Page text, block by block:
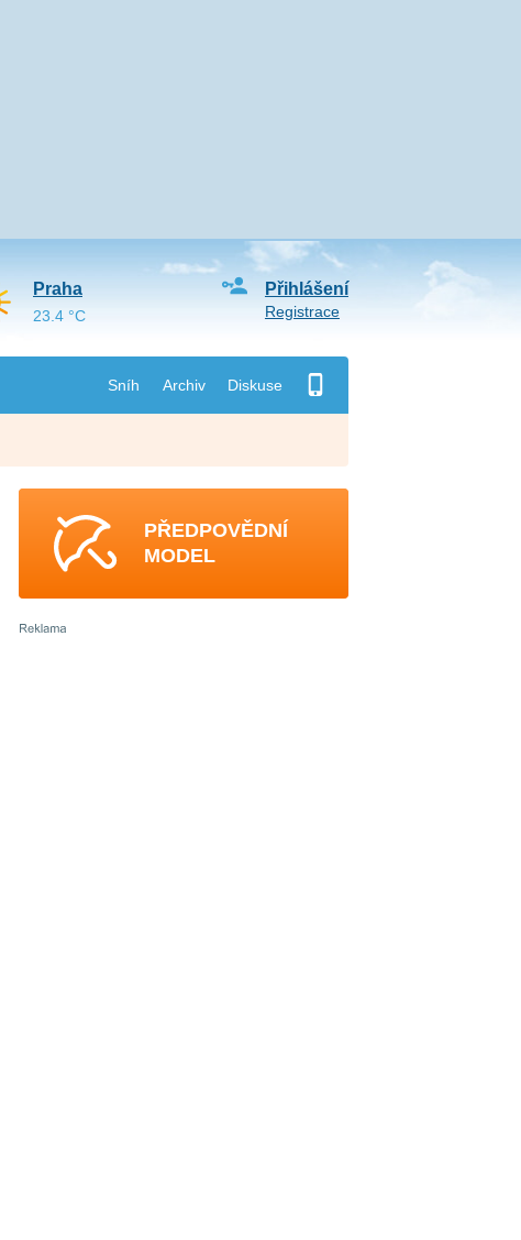
Sníh Archiv Diskuse
Přihlášení
Registrace
Praha
23.4 °C
PŘEDPOVĚDNÍ
MODEL